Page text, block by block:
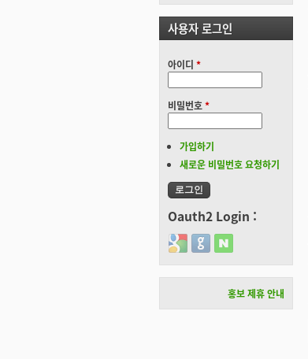
사용자 로그인
아이디 *
비밀번호*
가입하기
새로운 비밀번호 요청하기
Oauth2 Login :
Login with Google
Login with GitHub
Login with Naver
홍보 제휴 안내